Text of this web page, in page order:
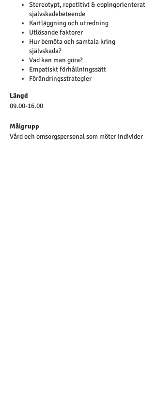
Stereotypt, repetitivt & copingorienterat
självskadebeteende
Kartläggning och utredning
Utlösande faktorer
Hur bemöta och samtala kring
självskada?
Vad kan man göra?
Empatiskt förhållningssätt
Förändringsstrategier
Längd
09.00-16.00
Målgrupp
Vård och omsorgspersonal som möter individer